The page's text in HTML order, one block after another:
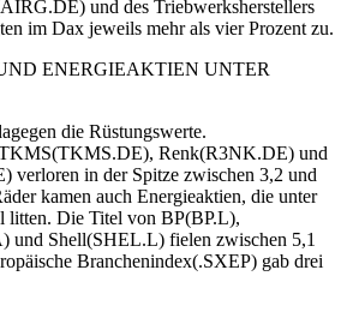
und des Triebwerksherstellers
im Dax jeweils mehr als vier Prozent zu.
ENERGIEAKTIEN UNTER
die Rüstungswerte.
Renk(R3NK.DE) und
verloren in der Spitze zwischen 3,2 und
kamen auch Energieaktien, die unter
litten. Die Titel von BP(BP.L),
und Shell(SHEL.L) fielen zwischen 5,1
Branchenindex(.SXEP) gab drei